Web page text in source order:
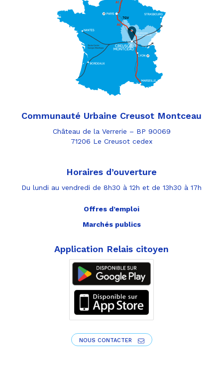
Communauté Urbaine Creusot Montceau
Château de la Verrerie – BP 90069
71206 Le Creusot cedex
Horaires d’ouverture
Du lundi au vendredi de 8h30 à 12h et de 13h30 à 17h
Offres d’emploi
Marchés publics
Application Relais citoyen
NOUS CONTACTER